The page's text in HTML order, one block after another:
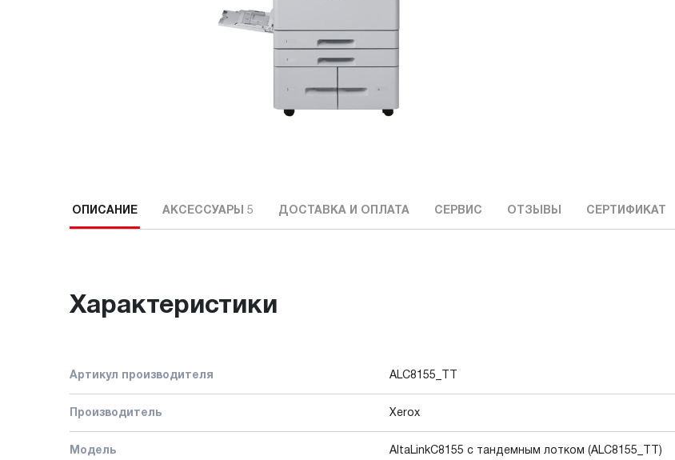
ОПИСАНИЕ АКСЕССУАРЫ 5 ДОСТАВКА И ОПЛАТА СЕРВИС ОТЗЫВЫ СЕРТИФИКАТ
Характеристики
Артикул производителя ALC8155_TT
Производитель Xerox
Модель AltaLinkC8155 с тандемным лотком (ALC8155_TT)